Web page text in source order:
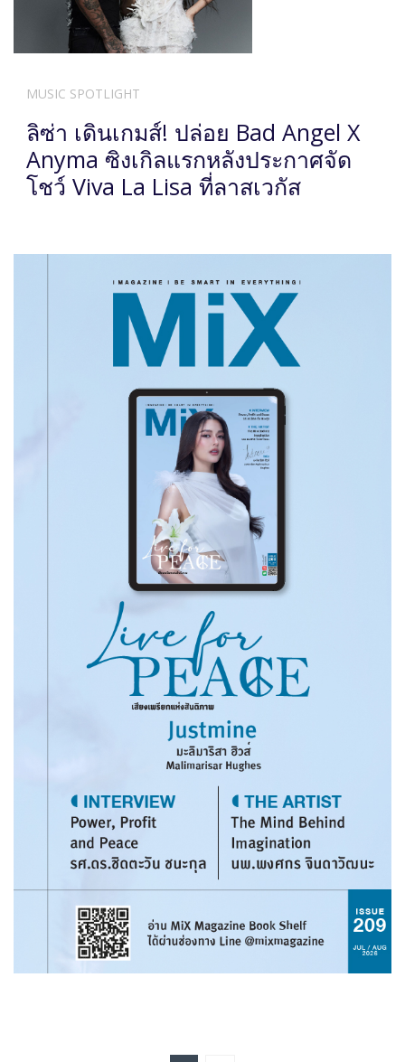
MUSIC SPOTLIGHT
ลิซ่า เดินเกมส์! ปล่อย Bad Angel X
Anyma ซิงเกิลแรกหลังประกาศจัด
โชว์ Viva La Lisa ที่ลาสเวกัส